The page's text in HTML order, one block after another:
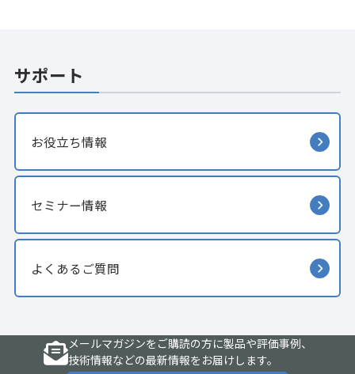
サポート
お役立ち情報
セミナー情報
よくあるご質問
メールマガジンをご購読の方に製品や評価事例、
技術情報などの最新情報をお届けします。